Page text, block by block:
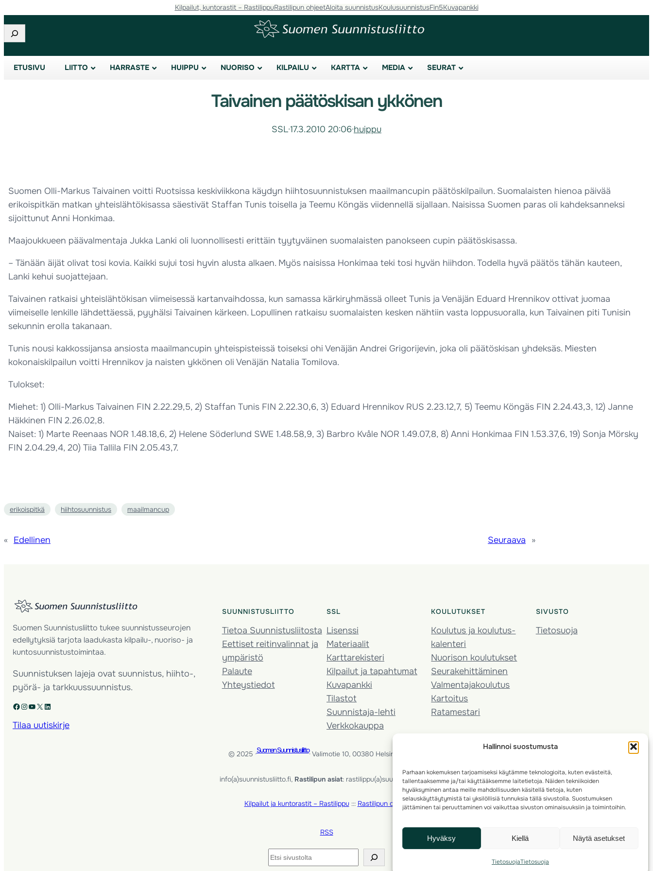
Hallinnoi suostumusta
Parhaan kokemuksen tarjoamiseksi käytämme teknologioita, kuten evästeitä,
tallentaaksemme ja/tai käyttääksemme laitetietoja. Näiden tekniikoiden
hyväksyminen antaa meille mahdollisuuden käsitellä tietoja, kuten
selauskäyttäytymistä tai yksilöllisiä tunnuksia tällä sivustolla. Suostumuksen
jättäminen tai peruuttaminen voi vaikuttaa sivuston ominaisuuksiin ja toimintoihin.
Hyväksy Kiellä Näytä asetukset
TietosuojaTietosuoja
Kilpailut, kuntorastit – RastilippuRastilipun ohjeetAloita suunnistusKoulusuunnistusFin5Kuvapankki
Etsi
ETUSIVU LIITTO HARRASTE HUIPPU NUORISO KILPAILU KARTTA MEDIA SEURAT
Taivainen päätöskisan ykkönen
SSL·17.3.2010 20:06·huippu
Suomen Olli-Markus Taivainen voitti Ruotsissa keskiviikkona käydyn hiihtosuunnistuksen maailmancupin päätöskilpailun. Suomalaisten hienoa päivää
erikoispitkän matkan yhteislähtökisassa säestivät Staffan Tunis toisella ja Teemu Köngäs viidennellä sijallaan. Naisissa Suomen paras oli kahdeksanneksi
sijoittunut Anni Honkimaa.
Maajoukkueen päävalmentaja Jukka Lanki oli luonnollisesti erittäin tyytyväinen suomalaisten panokseen cupin päätöskisassa.
– Tänään äijät olivat tosi kovia. Kaikki sujui tosi hyvin alusta alkaen. Myös naisissa Honkimaa teki tosi hyvän hiihdon. Todella hyvä päätös tähän kauteen,
Lanki kehui suojattejaan.
Taivainen ratkaisi yhteislähtökisan viimeisessä kartanvaihdossa, kun samassa kärkiryhmässä olleet Tunis ja Venäjän Eduard Hrennikov ottivat juomaa
viimeiselle lenkille lähdettäessä, pyyhälsi Taivainen kärkeen. Lopullinen ratkaisu suomalaisten kesken nähtiin vasta loppusuoralla, kun Taivainen piti Tunisin
sekunnin erolla takanaan.
Tunis nousi kakkossijansa ansiosta maailmancupin yhteispisteissä toiseksi ohi Venäjän Andrei Grigorijevin, joka oli päätöskisan yhdeksäs. Miesten
kokonaiskilpailun voitti Hrennikov ja naisten ykkönen oli Venäjän Natalia Tomilova.
Tulokset:
Miehet: 1) Olli-Markus Taivainen FIN 2.22.29,5, 2) Staffan Tunis FIN 2.22.30,6, 3) Eduard Hrennikov RUS 2.23.12,7, 5) Teemu Köngäs FIN 2.24.43,3, 12) Janne
Häkkinen FIN 2.26.02,8.
Naiset: 1) Marte Reenaas NOR 1.48.18,6, 2) Helene Söderlund SWE 1.48.58,9, 3) Barbro Kvåle NOR 1.49.07,8, 8) Anni Honkimaa FIN 1.53.37,6, 19) Sonja Mörsky
FIN 2.04.29,4, 20) Tiia Tallila FIN 2.05.43,7.
erikoispitkä hiihtosuunnistus maailmancup
« Edellinen Seuraava »
Suomen Suunnistusliitto tukee suunnistusseurojen
edellytyksiä tarjota laadukasta kilpailu-, nuoriso- ja
kuntosuunnistustoimintaa.
Suunnistuksen lajeja ovat suunnistus, hiihto-,
pyörä- ja tarkkuussuunnistus.
Facebook Instagram YouTube X LinkedIn
Tilaa uutiskirje
SUUNNISTUSLIITTO
Tietoa Suunnistusliitosta
Eettiset reitinvalinnat ja
ympäristö
Palaute
Yhteystiedot
SSL
Lisenssi
Materiaalit
Karttarekisteri
Kilpailut ja tapahtumat
Kuvapankki
Tilastot
Suunnistaja-lehti
Verkkokauppa
KOULUTUKSET
Koulutus ja koulutus­
kalenteri
Nuorison koulutukset
Seura­kehittäminen
Valmentaja­koulutus
Kartoitus
Ratamestari
SIVUSTO
Tietosuoja
© 2025 ·Suomen Suunnistusliitto· Valimotie 10, 00380 Helsinki, Finland
info(a)suunnistusliitto.fi, Rastilipun asiat: rastilippu(a)suunnistusliitto.fi
Kilpailut ja kuntorastit – Rastilippu::: Rastilipun ohjeet
RSS
Etsi